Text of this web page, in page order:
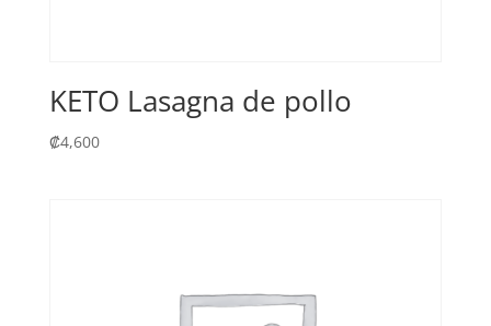
KETO Lasagna de pollo
₡4,600